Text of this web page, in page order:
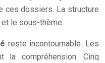
ces dossiers. La structure
le sous-thème.
reste incontournable. Les
la compréhension. Cinq